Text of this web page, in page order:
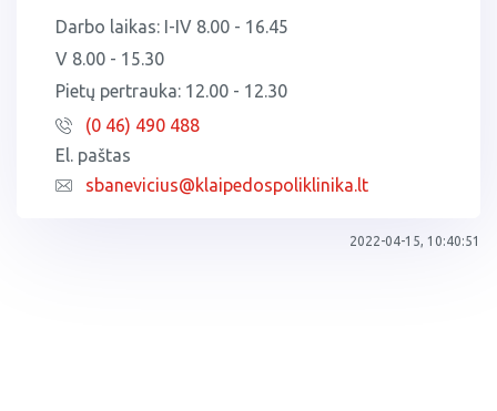
Darbo laikas: I-IV 8.00 - 16.45
V 8.00 - 15.30
Pietų pertrauka: 12.00 - 12.30
(0 46) 490 488
El. paštas
sbanevicius@klaipedospoliklinika.lt
2022-04-15, 10:40:51